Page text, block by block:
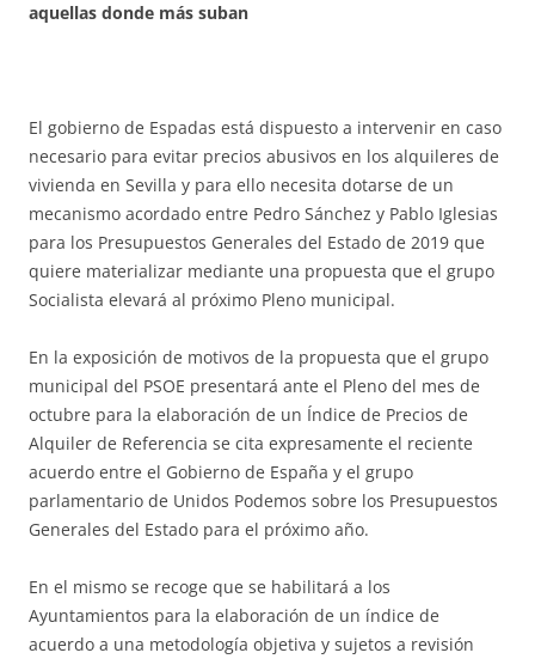
aquellas donde más suban
El gobierno de Espadas está dispuesto a intervenir en caso
necesario para evitar precios abusivos en los alquileres de
vivienda en Sevilla y para ello necesita dotarse de un
mecanismo acordado entre Pedro Sánchez y Pablo Iglesias
para los Presupuestos Generales del Estado de 2019 que
quiere materializar mediante una propuesta que el grupo
Socialista elevará al próximo Pleno municipal.
En la exposición de motivos de la propuesta que el grupo
municipal del PSOE presentará ante el Pleno del mes de
octubre para la elaboración de un Índice de Precios de
Alquiler de Referencia se cita expresamente el reciente
acuerdo entre el Gobierno de España y el grupo
parlamentario de Unidos Podemos sobre los Presupuestos
Generales del Estado para el próximo año.
En el mismo se recoge que se habilitará a los
Ayuntamientos para la elaboración de un índice de
acuerdo a una metodología objetiva y sujetos a revisión